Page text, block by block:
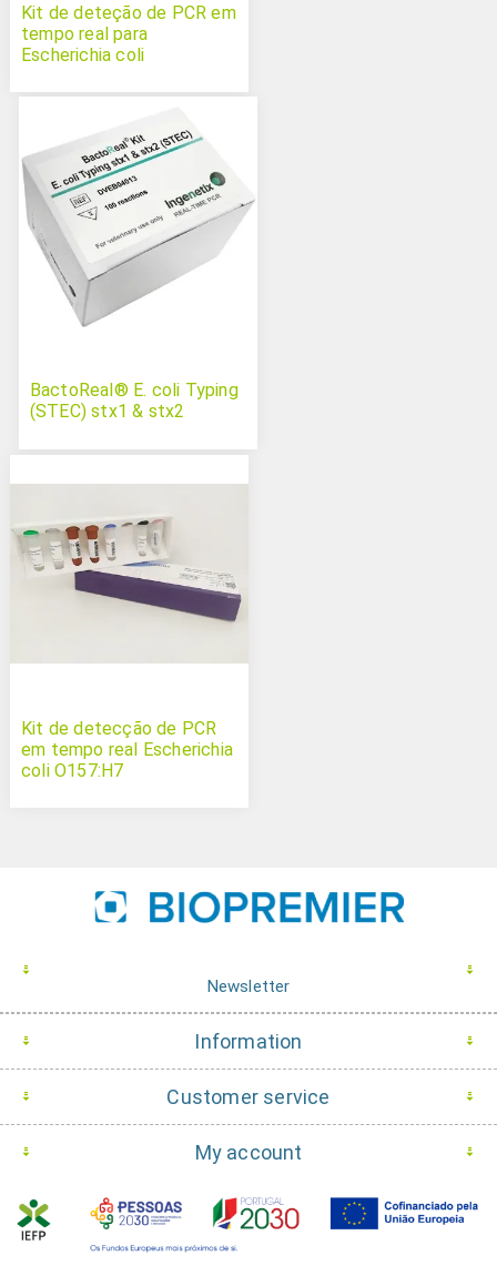
Kit de deteção de PCR em
tempo real para
Escherichia coli
BactoReal® E. coli Typing
(STEC) stx1 & stx2
Kit de detecção de PCR
em tempo real Escherichia
coli O157:H7
Newsletter
Information
Customer service
My account